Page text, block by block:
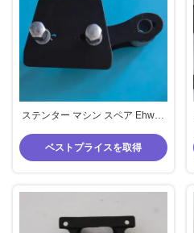
ステンター マシン スペア Ehwha
ンター部品標準品質
ベストプライスを取得